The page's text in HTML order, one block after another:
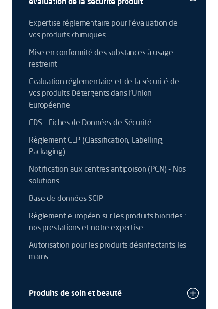
Expertise réglementaire pour l’évaluation de
vos produits chimiques
Mise en conformité des substances à usage
restreint
Evaluation réglementaire et de la sécurité de
vos produits Détergents dans l’Union
Européenne
FDS - Fiches de Données de Sécurité
Règlement CLP (Classification, Labelling,
Packaging)
Notification aux centres antipoison (PCN) - Nos
solutions
Base de données SCIP
Règlement européen sur les produits biocides :
nos prestations et notre expertise
Autorisation pour les produits désinfectants les
mains
Produits de soin et beauté